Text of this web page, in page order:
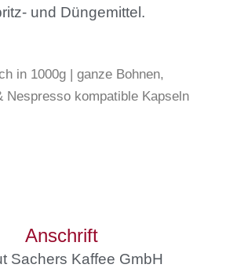
und Düngemittel.
in 1000g | ganze Bohnen,
Nespresso kompatible Kapseln
Anschrift
Sachers Kaffee GmbH